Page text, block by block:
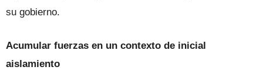
su gobierno.
Acumular fuerzas en un contexto de inicial
aislamiento